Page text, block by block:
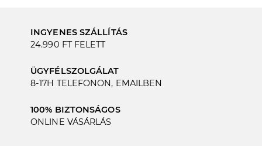
INGYENES SZÁLLÍTÁS
24.990 FT FELETT
ÜGYFÉLSZOLGÁLAT
8-17H TELEFONON, EMAILBEN
100% BIZTONSÁGOS
ONLINE VÁSÁRLÁS